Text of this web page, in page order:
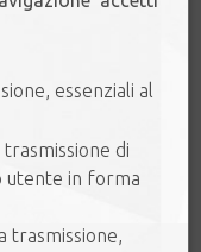
& SWEET.
essenziali al
di
utente in forma
trasmissione,